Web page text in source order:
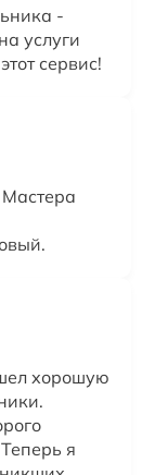
-
услуги
сервис!
хорошую
я